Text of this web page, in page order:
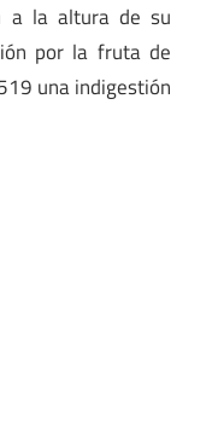
a la altura de su
por la fruta de
una indigestión